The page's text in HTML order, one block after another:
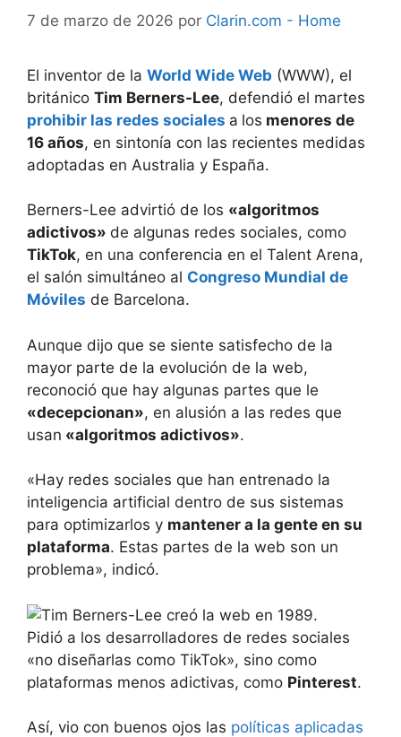
7 de marzo de 2026 por Clarin.com - Home
El inventor de la World Wide Web (WWW), el
británico Tim Berners-Lee, defendió el martes
prohibir las redes sociales a los menores de
16 años, en sintonía con las recientes medidas
adoptadas en Australia y España.
Berners-Lee advirtió de los «algoritmos
adictivos» de algunas redes sociales, como
TikTok, en una conferencia en el Talent Arena,
el salón simultáneo al Congreso Mundial de
Móviles de Barcelona.
Aunque dijo que se siente satisfecho de la
mayor parte de la evolución de la web,
reconoció que hay algunas partes que le
«decepcionan», en alusión a las redes que
usan «algoritmos adictivos».
«Hay redes sociales que han entrenado la
inteligencia artificial dentro de sus sistemas
para optimizarlos y mantener a la gente en su
plataforma. Estas partes de la web son un
problema», indicó.
Pidió a los desarrolladores de redes sociales
«no diseñarlas como TikTok», sino como
plataformas menos adictivas, como Pinterest.
Así, vio con buenos ojos las políticas aplicadas